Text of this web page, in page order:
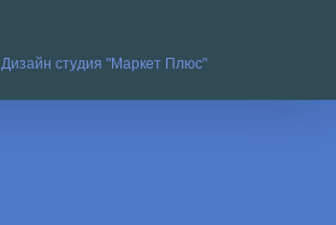
Дизайн студия "Маркет Плюс"